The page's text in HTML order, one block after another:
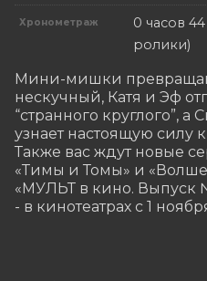
Хронометраж
0 часов
ролики)
Мини-мишки
нескучный, Катя и Эф
“странного круглого”, а
узнает настоящую силу
Также вас ждут новые
«Тимы и Томы» и
«МУЛЬТ в кино. Выпуск
- в кинотеатрах с 1